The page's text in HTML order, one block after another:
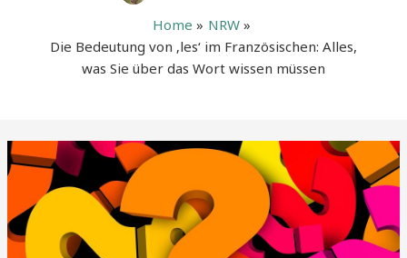
Home
NRW
Die Bedeutung von ‚les‘ im Französischen: Alles,
was Sie über das Wort wissen müssen